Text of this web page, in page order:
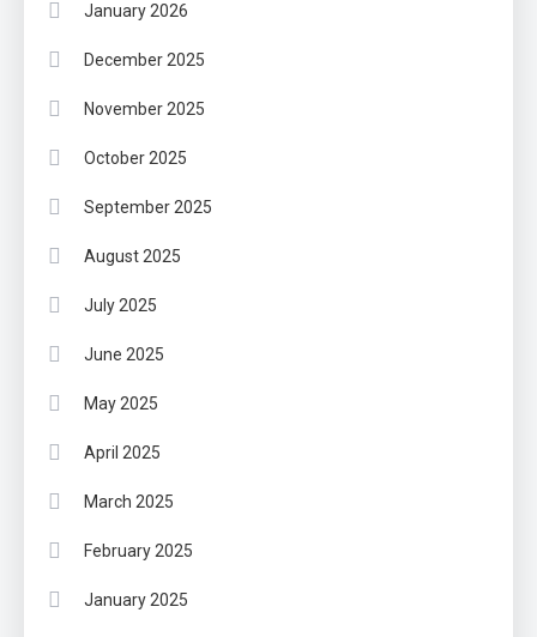
January 2026
December 2025
November 2025
October 2025
September 2025
August 2025
July 2025
June 2025
May 2025
April 2025
March 2025
February 2025
January 2025